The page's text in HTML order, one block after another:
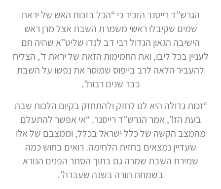
הגרש”ד רייסנר הזכיר כי “הכל בזכות האש של יראת
שמים שקיבלו ראשי משמרת השבת אצל מרן ראש
הישיבה הגאון הגדול רבי דב לנדו שליט”א שהיה חם
לעניין בכל ליבו, ואת החמימות הזאת של יראת ד’, הצליח
להעביר הלאה לרב בייפוס שמוסר את נפשו על השבת
כבר שנים רבות”.
“זכות גדולה היא לנו לחזק ולהתחזק בקיום הלכות שבת
בעת הזו”, אמר הגרש”ד רייסנר. “אי אפשר להתעלם
מהמצב הקשה של כלל ישראל בכלל, וממצבם של אלו
שעדיין נמצאים בחזית הלחימה. רואים בחוש כמה
שמירת השבת שמרה גם בתוך הסתר הפנים הנורא
בשמחת תורה בשנה שעברה”.